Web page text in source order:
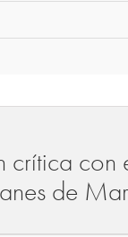
con
de